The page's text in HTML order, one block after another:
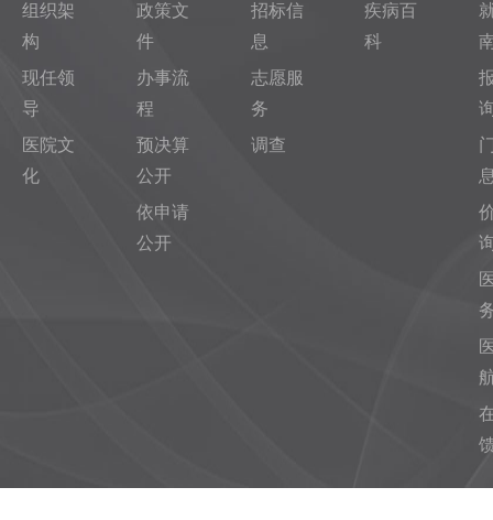
组织架
构
现任领
导
医院文
化
政策文
件
办事流
程
预决算
公开
依申请
公开
招标信
息
志愿服
务
调查
疾病百
科